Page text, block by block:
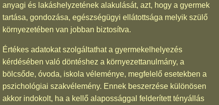
anyagi és lakáshelyzetének alakulását, azt, hogy a gyermek
tartása, gondozása, egészségügyi ellátottsága melyik szülő
környezetében van jobban biztosítva.
Értékes adatokat szolgáltathat a gyermekelhelyezés
kérdésében való döntéshez a környezettanulmány, a
bölcsőde, óvoda, iskola véleménye, megfelelő esetekben a
pszichológiai szakvélemény. Ennek beszerzése különösen
akkor indokolt, ha a kellő alapossággal felderített tényállás